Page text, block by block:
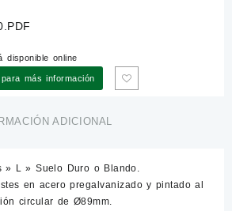
disponible online
más información
ADICIONAL
» L » Suelo Duro o Blando.
en acero pregalvanizado y pintado al
circular de Ø89mm.